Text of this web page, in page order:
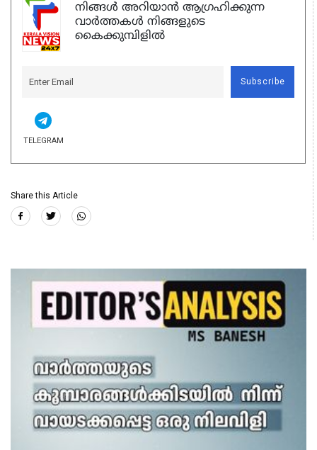
നിങ്ങൾ അറിയാൻ ആഗ്രഹിക്കുന്ന
വാർത്തകൾ നിങ്ങളുടെ
കൈക്കുമ്പിളിൽ
Subscribe
TELEGRAM
Share this Article